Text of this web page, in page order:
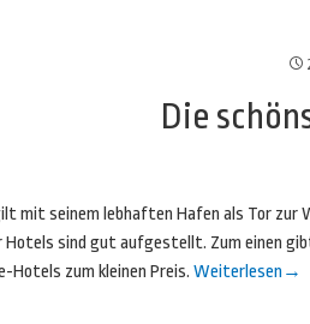
Die
mit seinem lebhaften Hafen als Tor zur
Hotels sind gut aufgestellt. Zum einen
Hotels zum kleinen Preis. Weiterlesen →